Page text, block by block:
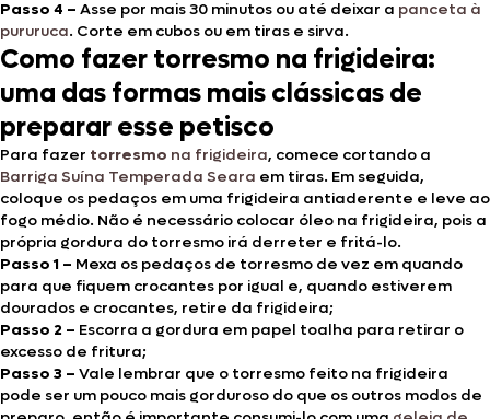
Passo 4 – Asse por mais 30 minutos ou até deixar a panceta à
pururuca. Corte em cubos ou em tiras e sirva.
Como fazer torresmo na frigideira:
uma das formas mais clássicas de
preparar esse petisco
Para fazer torresmo na frigideira, comece cortando a
Barriga Suína Temperada Seara em tiras. Em seguida,
coloque os pedaços em uma frigideira antiaderente e leve ao
fogo médio. Não é necessário colocar óleo na frigideira, pois a
própria gordura do torresmo irá derreter e fritá-lo.
Passo 1 – Mexa os pedaços de torresmo de vez em quando
para que fiquem crocantes por igual e, quando estiverem
dourados e crocantes, retire da frigideira;
Passo 2 – Escorra a gordura em papel toalha para retirar o
excesso de fritura;
Passo 3 – Vale lembrar que o torresmo feito na frigideira
pode ser um pouco mais gorduroso do que os outros modos de